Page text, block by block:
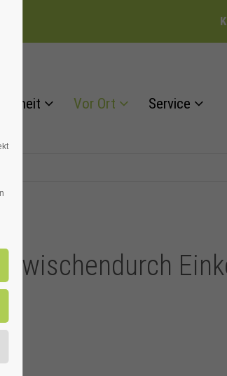
Vor Ort Service
zwischendurch